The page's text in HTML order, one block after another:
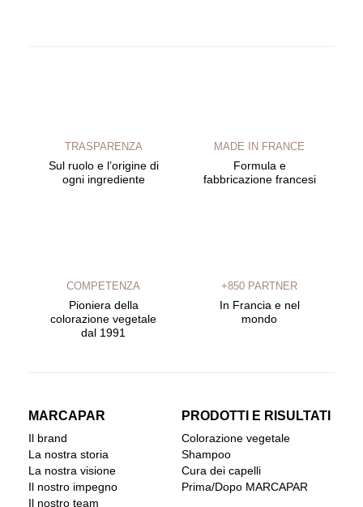
TRASPARENZA
Sul ruolo e l’origine di
ogni ingrediente
MADE IN FRANCE
Formula e
fabbricazione francesi
COMPETENZA
Pioniera della
colorazione vegetale
dal 1991
+850 PARTNER
In Francia e nel
mondo
MARCAPAR
Il brand
La nostra storia
La nostra visione
Il nostro impegno
Il nostro team
PRODOTTI E RISULTATI
Colorazione vegetale
Shampoo
Cura dei capelli
Prima/Dopo MARCAPAR